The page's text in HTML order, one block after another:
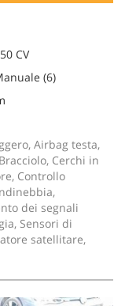
CV
(6)
Airbag testa,
Cerchi in
Controllo
dei segnali
Sensori di
satellitare,